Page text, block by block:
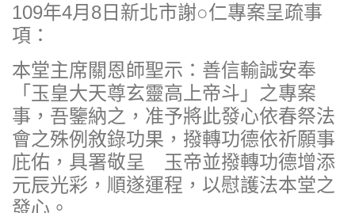
109年4月8日新北市謝○仁專案呈疏事
項：
本堂主席關恩師聖示：善信輸誠安奉
「玉皇大天尊玄靈高上帝斗」之專案
事，吾鑒納之，准予將此發心依春祭法
會之殊例敘錄功果，撥轉功德依祈願事
庇佑，具署敬呈 玉帝並撥轉功德增添
元辰光彩，順遂運程，以慰護法本堂之
發心。